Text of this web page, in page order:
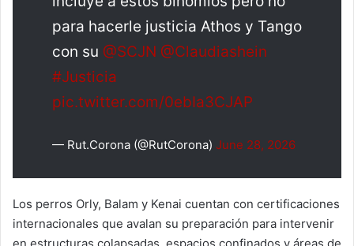
para hacerle justicia Athos y Tango
con su @SCJN @Claudiashein
#Justicia
pic.twitter.com/0ebIa3CJAP
— Rut.Corona (@RutCorona) June 28, 2026
Los perros Orly, Balam y Kenai cuentan con certificaciones
internacionales que avalan su preparación para intervenir